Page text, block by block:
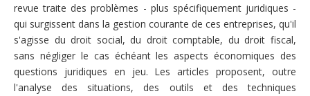
revue traite des problèmes - plus spécifiquement juridiques -
qui surgissent dans la gestion courante de ces entreprises, qu'il
s'agisse du droit social, du droit comptable, du droit fiscal,
sans négliger le cas échéant les aspects économiques des
questions juridiques en jeu. Les articles proposent, outre
l'analyse des situations, des outils et des techniques